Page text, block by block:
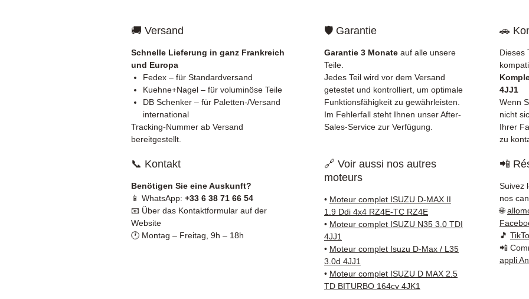
✅
und
✅ 3
✅
📞
38 71
—
🚚 Versand
Schnelle Lieferung in ganz Frankreich
und Europa
Fedex – für Standardversand
Kuehne+Nagel – für voluminöse Teile
DB Schenker – für Paletten-/Versand
international
Tracking-Nummer ab Versand
bereitgestellt.
🛡️ Garantie
Garantie 3 Monate auf alle unsere
Teile.
Jedes Teil wird vor dem Versand
getestet und kontrolliert, um optimale
Funktionsfähigkeit zu gewährleisten.
Im Fehlerfall steht Ihnen unser After-
Sales-Service zur Verfügung.
🚗
Dieses
4JJ1
Wenn
nicht
Ihrer
zu
📞 Kontakt
Benötigen Sie eine Auskunft?
📱 WhatsApp: +33 6 38 71 66 54
📧 Über das Kontaktformular auf der
Website
🕐 Montag – Freitag, 9h – 18h
🔗 Voir aussi nos autres
moteurs
• Moteur complet ISUZU D-MAX II
1.9 Ddi 4x4 RZ4E-TC RZ4E
• Moteur complet ISUZU N35 3.0 TDI
4JJ1
• Moteur complet Isuzu D-Max / L35
3.0d 4JJ1
• Moteur complet ISUZU D MAX 2.5
TD BITURBO 164cv 4JK1
📲
Suivez
nos
🌐
🎵
📲
appli